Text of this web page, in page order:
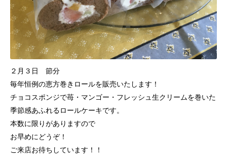
２月３日 節分
毎年恒例の恵方巻きロールを販売いたします！
チョコスポンジで苺・マンゴー・フレッシュ生クリームを巻いた
季節感あふれるロールケーキです。
本数に限りがありますので
お早めにどうぞ！
ご来店お待ちしています！！